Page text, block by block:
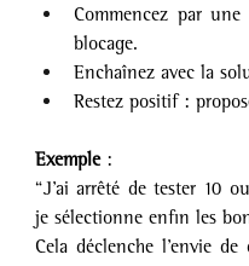
Commencez par
blocage.
Enchaînez avec la
Restez positif :
Exemple :
“J’ai arrêté de tester 10
je sélectionne enfin les
Cela déclenche l’envie